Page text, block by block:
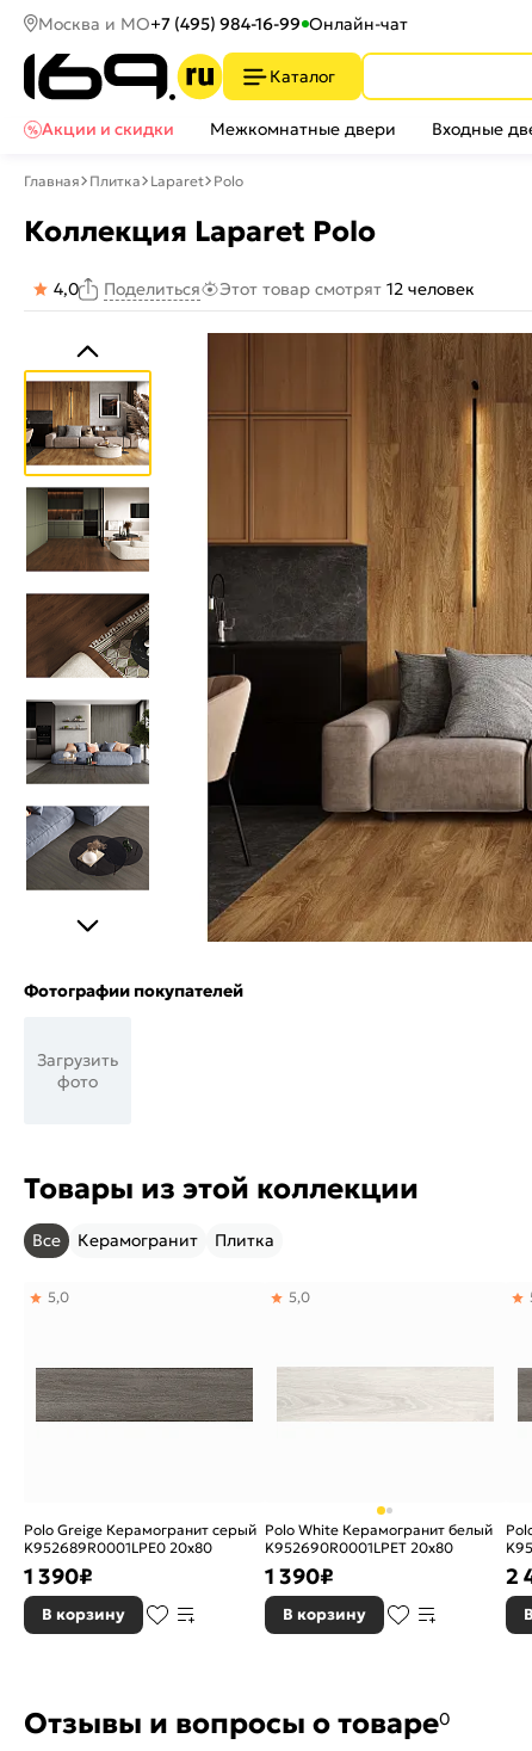
Москва и МО+7 (495) 984-16-99 Онлайн-чат
Каталог
Акции и скидки
Межкомнатные двери Входные
Главная Плитка Laparet Polo
Коллекция Laparet Polo
4,0 Поделиться Этот товар смотрят 12 человек
Фотографии покупателей
Загрузить
фото
Товары из этой коллекции
Все Керамогранит Плитка
Polo Greige Керамогранит серый
K952689R0001LPE0 20х80
5,0
1 390₽
В корзину
Polo White Керамогранит белый
K952690R0001LPET 20х80
5,0
1 390₽
В корзину
2
Отзывы и вопросы о товаре0